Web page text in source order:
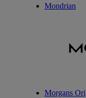
Mondrian
Morgans